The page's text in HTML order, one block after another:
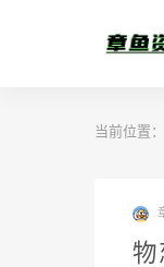
当前位置：
物